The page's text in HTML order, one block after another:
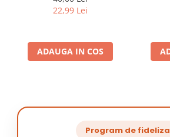
22,99 Lei
ADAUGA IN COS
Program de